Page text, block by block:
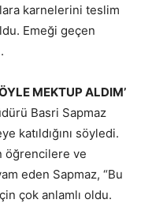
karnelerini teslim
Emeği geçen
MEKTUP ALDIM’
Basri Sapmaz
katıldığını söyledi.
öğrencilere ve
eden Sapmaz, “Bu
çok anlamlı oldu.